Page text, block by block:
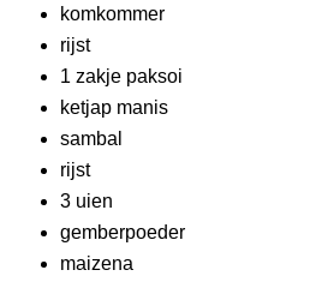
komkommer
rijst
1 zakje paksoi
ketjap manis
sambal
rijst
3 uien
gemberpoeder
maizena